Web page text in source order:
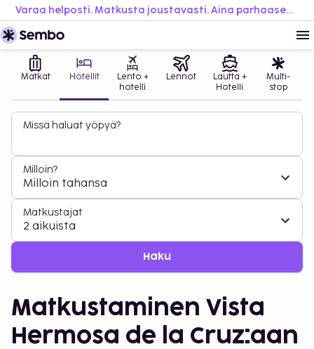
Varaa helposti. Matkusta joustavasti. Aina parhaaseen hintaan.
Matkat Hotellit
Lento +
hotelli
Lennot
Lautta +
Hotelli
Multi-
stop
Missä haluat yöpyä?
Milloin?
Milloin tahansa
Matkustajat
2 aikuista
Haku
Matkustaminen Vista
Hermosa de la Cruz:aan